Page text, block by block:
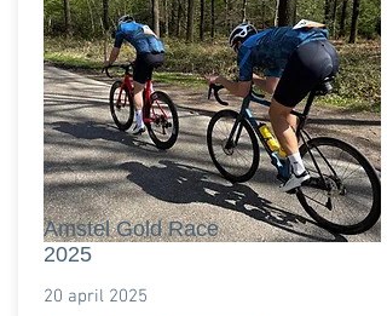
Amstel Gold Race
2025
20 april 2025